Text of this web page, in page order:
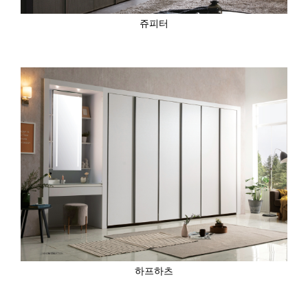
쥬피터
하프하츠